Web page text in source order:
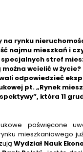
na rynku
najmu mieszkań i
stref
wcielić w życie?
odpowiedzieć
pt. „Rynek
która 11
poświęcone
mieszkaniowego
Wydział Nauk